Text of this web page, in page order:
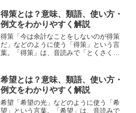
うか？この記事では「百発百中」の意味
や使い方や類語について、小...
得策とは？意味、類語、使い方・
例文をわかりやすく解説
得策「今は余計なことをしないのが得策
だ」などのように使う「得策」という言
葉。「得策」は、音読みで「とくさく」
「得策」の意味や使い方や類語につい
て、小説などの用例を紹介しな...
希望とは？意味、類語、使い方・
例文をわかりやすく解説
希望「希望の光」などのように使う「希
望」という言葉。「希望」は、音読みで